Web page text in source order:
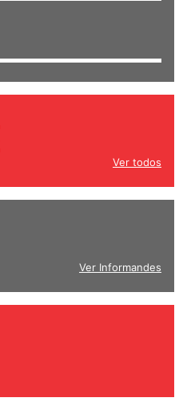
Ver todos
Ver Informandes